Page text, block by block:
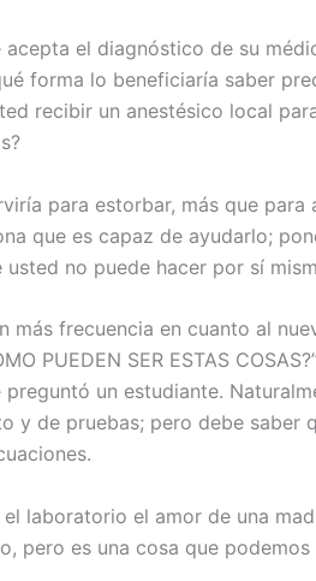
acepta el diagnóstico de su
forma lo beneficiaría saber
recibir un anestésico local
para estorbar, más que
que es capaz de ayudarlo;
no puede hacer por sí
más frecuencia en cuanto al
PUEDEN SER ESTAS
un estudiante.
y de pruebas; pero debe saber
laboratorio el amor de una
pero es una cosa que